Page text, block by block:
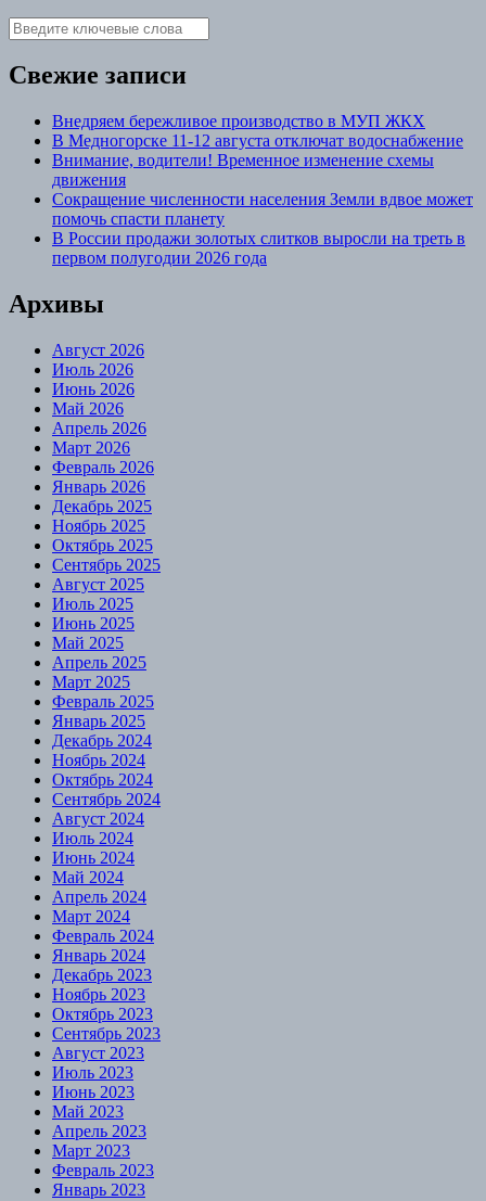
Свежие записи
Внедряем бережливое производство в МУП ЖКХ
В Медногорске 11-12 августа отключат водоснабжение
Внимание, водители! Временное изменение схемы
движения
Сокращение численности населения Земли вдвое может
помочь спасти планету
В России продажи золотых слитков выросли на треть в
первом полугодии 2026 года
Архивы
Август 2026
Июль 2026
Июнь 2026
Май 2026
Апрель 2026
Март 2026
Февраль 2026
Январь 2026
Декабрь 2025
Ноябрь 2025
Октябрь 2025
Сентябрь 2025
Август 2025
Июль 2025
Июнь 2025
Май 2025
Апрель 2025
Март 2025
Февраль 2025
Январь 2025
Декабрь 2024
Ноябрь 2024
Октябрь 2024
Сентябрь 2024
Август 2024
Июль 2024
Июнь 2024
Май 2024
Апрель 2024
Март 2024
Февраль 2024
Январь 2024
Декабрь 2023
Ноябрь 2023
Октябрь 2023
Сентябрь 2023
Август 2023
Июль 2023
Июнь 2023
Май 2023
Апрель 2023
Март 2023
Февраль 2023
Январь 2023